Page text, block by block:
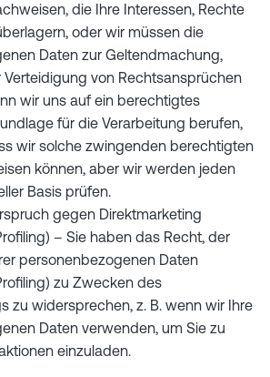
die Ihre Interessen, Rechte
oder wir müssen die
Daten zur Geltendmachung,
von Rechtsansprüchen
wir uns auf ein berechtigtes
für die Verarbeitung berufen,
wir solche zwingenden berechtigten
können, aber wir werden jeden
Basis prüfen.
gegen Direktmarketing
– Sie haben das Recht, der
personenbezogenen Daten
zu Zwecken des
zu widersprechen, z. B. wenn wir Ihre
Daten verwenden, um Sie zu
einzuladen.